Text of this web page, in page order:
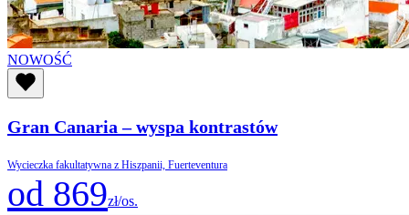
NOWOŚĆ
Gran Canaria – wyspa kontrastów
Wycieczka fakultatywna z Hiszpanii, Fuerteventura
od 869zł/os.